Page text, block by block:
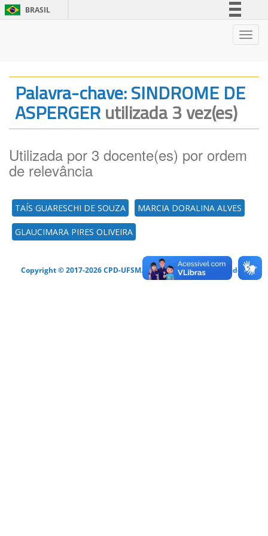
BRASIL
Legislação
Canais
Palavra-chave: SINDROME DE
ASPERGERutilizada 3 vez(es)
Utilizada por 3 docente(es) por ordem
de relevância
TAÍS GUARESCHI DE SOUZA MARCIA DORALINA ALVES
GLAUCIMARA PIRES OLIVEIRA
Copyright © 2017-2026 CPD-UFSM. Todos os direitos reservados.